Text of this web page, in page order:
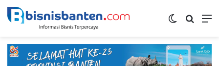
Switch skin